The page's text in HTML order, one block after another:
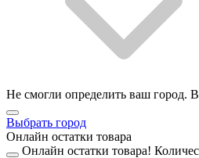
Не смогли определить ваш город.
Выбрать город
Онлайн остатки товара
Онлайн остатки товара!